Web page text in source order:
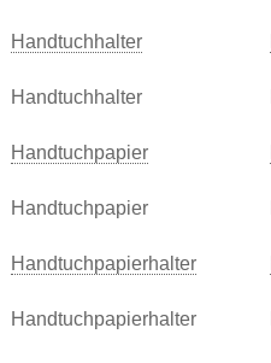
Handtuchhalter
Handtuchhalter
Handtuchpapier
Handtuchpapier
Handtuchpapierhalter
Handtuchpapierhalter